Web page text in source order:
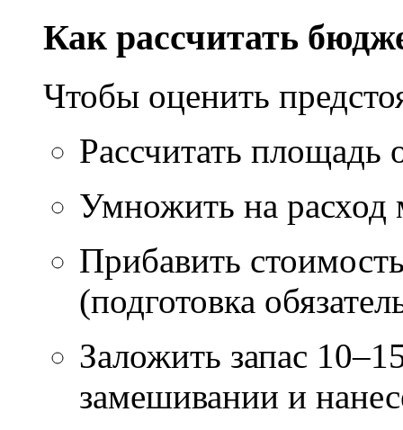
Как рассчитать
Чтобы оценить
Рассчитать площадь
Умножить на расход
Прибавить
(подготовка
Заложить запас
замешивании и